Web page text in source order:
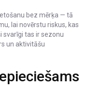
bez mērķa — tā
lai novērstu riskus, kas
svarīgi tas ir sezonu
un aktivitāšu